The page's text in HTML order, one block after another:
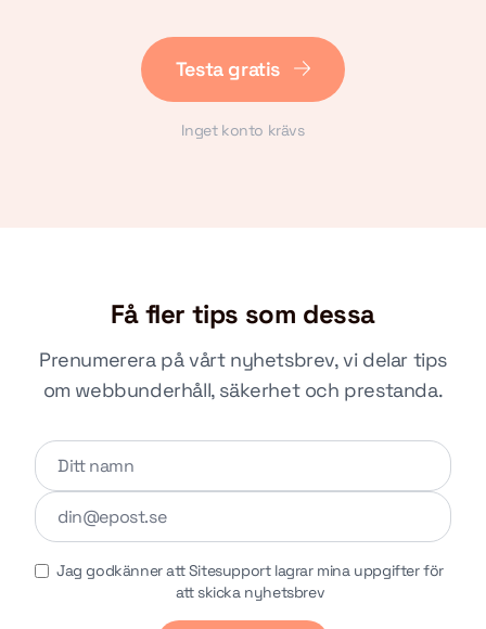
Testa gratis
Inget konto krävs
Få fler tips som dessa
Prenumerera på vårt nyhetsbrev, vi delar tips
om webbunderhåll, säkerhet och prestanda.
Lämna detta fält tomt
Jag godkänner att Sitesupport lagrar mina uppgifter för
att skicka nyhetsbrev